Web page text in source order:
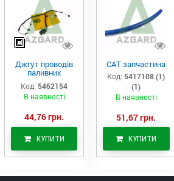
Джгут проводів
паливних
форсунок CAT
C7/C9 (546-2154)
Код: 5462154
В наявності
44,76 грн.
КУПИТИ
САТ запчастина
Код: 5417108 (1)
(1)
В наявності
51,67 грн.
КУПИТИ